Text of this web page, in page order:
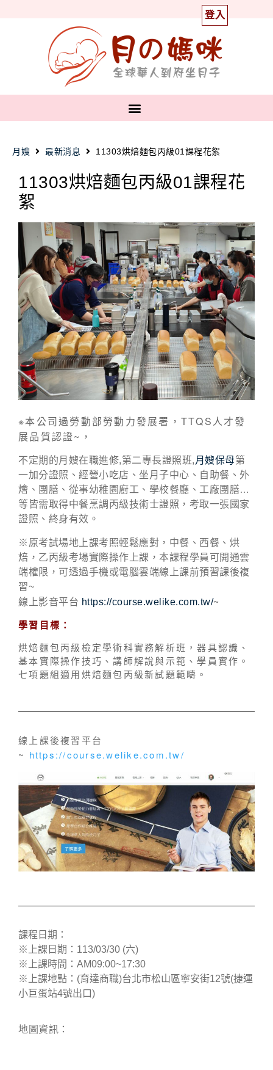
登入
月嫂 最新消息 11303烘焙麵包丙級01課程花絮
11303烘焙麵包丙級01課程花
絮
※本公司過勞動部勞動力發展署，TTQS人才發
展品質認證~，
不定期的月嫂在職進修,第二專長證照班, 月嫂保母第
一加分證照、經營小吃店、坐月子中心、自助餐、外
燴、團膳、從事幼稚園廚工、學校餐廳、工廠團膳…
等皆需取得中餐烹調丙級技術士證照，考取一張國家
證照、終身有效。
※原考試場地上課考照輕鬆應對，中餐、西餐、烘
焙，乙丙級考場實際操作上課，本課程學員可開通雲
端權限，可透過手機或電腦雲端線上課前預習課後複
習~
線上影音平台 https://course.welike.com.tw/~
學習目標：
烘焙麵包丙級檢定學術科實務解析班，器具認識、
基本實際操作技巧、講師解說與示範、學員實作。
七項題組適用烘焙麵包丙級新試題範疇。
線上課後複習平台
~ https://course.welike.com.tw/
課程日期：
※上課日期：113/03/30 (六)
※上課時間：AM09:00~17:30
※上課地點：(育達商職)台北市松山區寧安街12號(捷運
小巨蛋站4號出口)
地圖資訊：